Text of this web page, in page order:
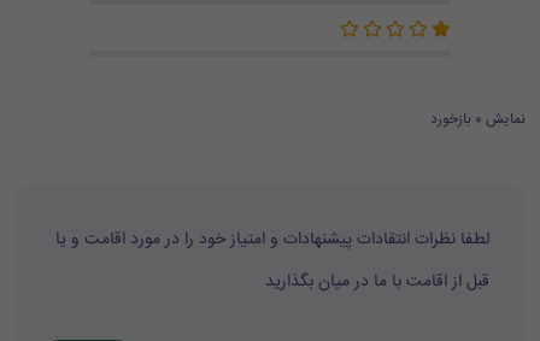
نمایش 0 بازخورد
لطفا نظرات انتقادات پیشنهادات و امتیاز خود را در مورد اقامت و یا
قبل از اقامت با ما در میان بگذارید